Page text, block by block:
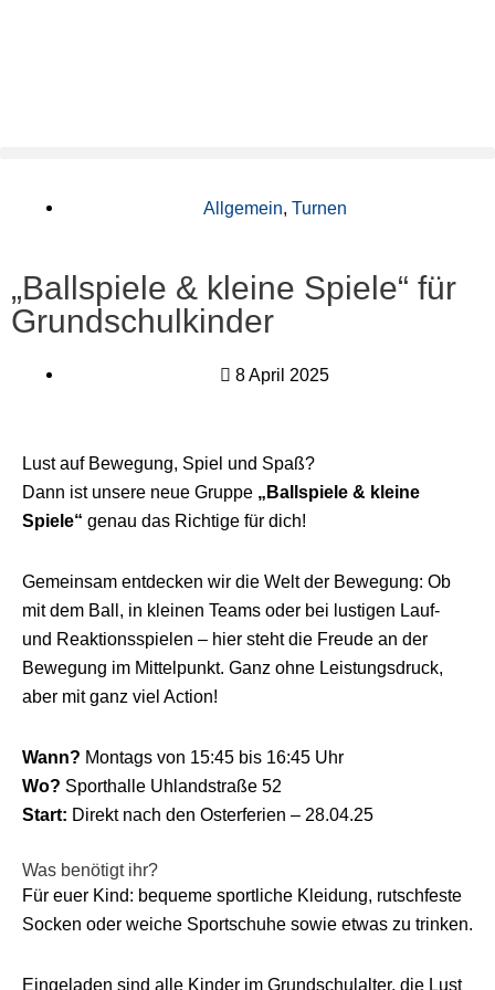
Allgemein, Turnen
„Ballspiele & kleine Spiele“ für
Grundschulkinder
8 April 2025
Lust auf Bewegung, Spiel und Spaß?
Dann ist unsere neue Gruppe „Ballspiele & kleine
Spiele“ genau das Richtige für dich!
Gemeinsam entdecken wir die Welt der Bewegung: Ob
mit dem Ball, in kleinen Teams oder bei lustigen Lauf-
und Reaktionsspielen – hier steht die Freude an der
Bewegung im Mittelpunkt. Ganz ohne Leistungsdruck,
aber mit ganz viel Action!
Wann? Montags von 15:45 bis 16:45 Uhr
Wo? Sporthalle Uhlandstraße 52
Start: Direkt nach den Osterferien – 28.04.25
Was benötigt ihr?
Für euer Kind: bequeme sportliche Kleidung, rutschfeste
Socken oder weiche Sportschuhe sowie etwas zu trinken.
Eingeladen sind alle Kinder im Grundschulalter, die Lust